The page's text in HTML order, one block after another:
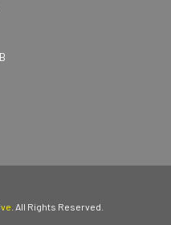
. All Rights Reserved.